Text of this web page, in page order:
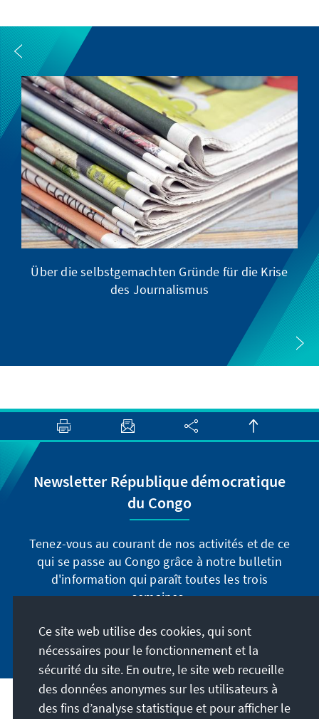
Über die selbstgemachten Gründe für die Krise
des Journalismus
Newsletter République démocratique
du Congo
Tenez-vous au courant de nos activités et de ce
qui se passe au Congo grâce à notre bulletin
d'information qui paraît toutes les trois
semaines.
Inscrivez-vous maintenant
Adresse
Ce site web utilise des cookies, qui sont
nécessaires pour le fonctionnement et la
sécurité du site. En outre, le site web recueille
des données anonymes sur les utilisateurs à
des fins d’analyse statistique et pour afficher le